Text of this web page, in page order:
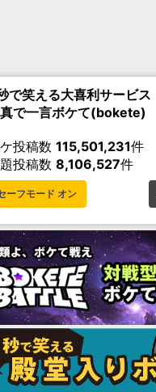
で笑える大喜利サービス
で一言ボケて(bokete)
投稿数 115,501,231件
投稿数 8,106,527件
ーフモード オン